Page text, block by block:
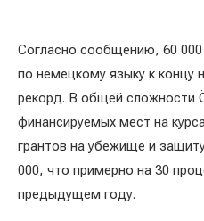
Согласно сообщению, 60
по немецкому языку к концу
рекорд. В общей сложности
финансируемых мест на
грантов на убежище и
000, что примерно на 30
предыдущем году.